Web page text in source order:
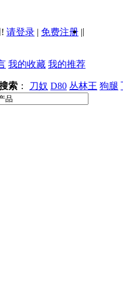
请登录 | 免费注册 ||
我的收藏 我的推荐
索 ： 刀奴 D80 丛林王 狗腿